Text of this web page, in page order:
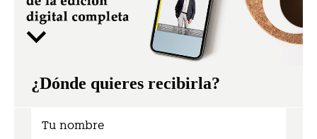
¿Dónde quieres recibirla?